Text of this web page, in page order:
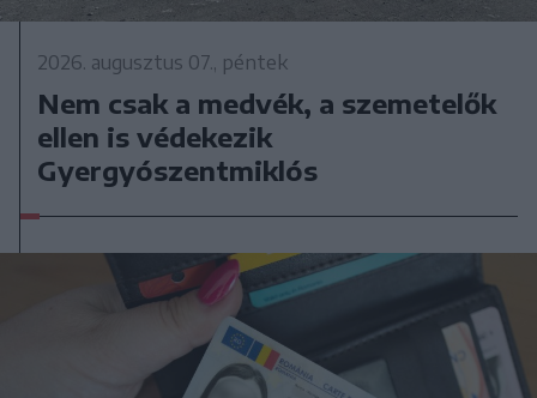
2026. augusztus 07., péntek
Nem csak a medvék, a szemetelők
ellen is védekezik
Gyergyószentmiklós